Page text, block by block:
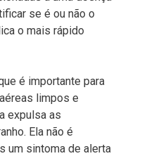
se é ou não o
o mais rápido
é importante para
limpos e
expulsa as
Ela não é
um sintoma de alerta